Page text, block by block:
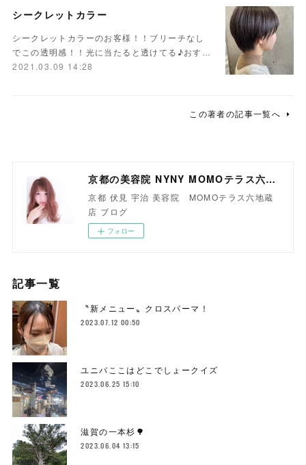
シークレットカラー
シークレットカラーのお客様！！ブリーチなし
でこの透明感！！光に当たると透けてる♪おす…
2021.03.09 14:28
この著者の記事一覧へ
京都の美容院 NYNY MOMOテラス六地蔵店
京都 伏見 宇治 美容院 MOMOテラス六地蔵
店 ブログ
フォロー
記事一覧
〝新メニュー〟クロスパーマ！
2023.07.12 00:50
ユニバここはどこでしょークイズ
2023.06.25 15:10
滋賀の一本杉🌳
2023.06.04 13:15